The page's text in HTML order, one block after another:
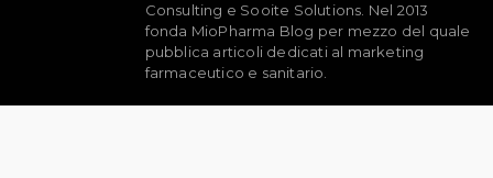
Consulting e Sooite Solutions. Nel 2013
fonda MioPharma Blog per mezzo del quale
pubblica articoli dedicati al marketing
farmaceutico e sanitario.